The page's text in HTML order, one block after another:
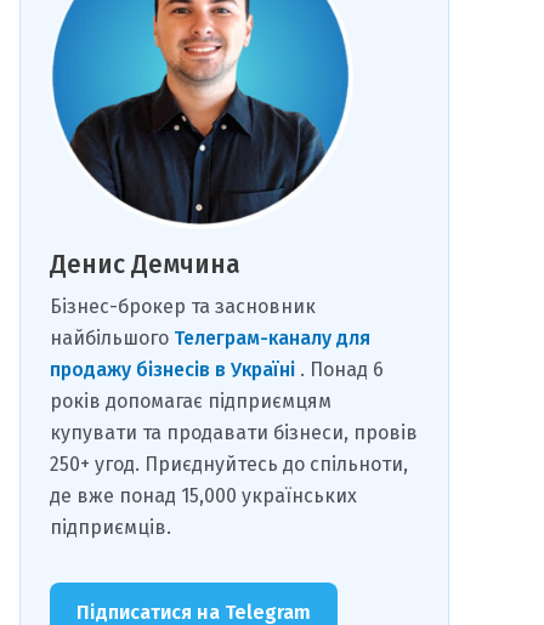
Денис Демчина
Бізнес-брокер та засновник
найбільшого Телеграм-каналу для
продажу бізнесів в Україні . Понад 6
років допомагає підприємцям
купувати та продавати бізнеси, провів
250+ угод. Приєднуйтесь до спільноти,
де вже понад 15,000 українських
підприємців.
Підписатися на Telegram